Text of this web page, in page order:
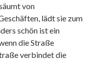
von
lädt sie zum
schön ist ein
die Straße
verbindet die